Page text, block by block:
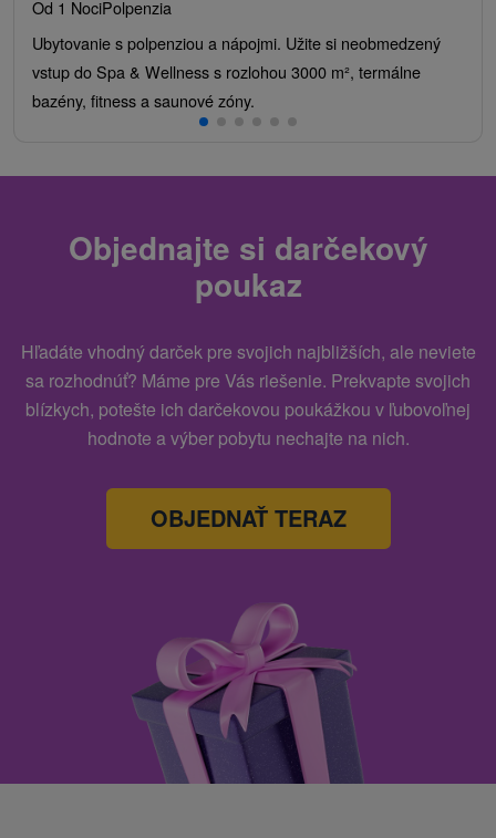
Od 1 NociPolpenzia
Ubytovanie s polpenziou a nápojmi. Užite si neobmedzený
vstup do Spa & Wellness s rozlohou 3000 m², termálne
bazény, fitness a saunové zóny.
Objednajte si darčekový
poukaz
Hľadáte vhodný darček pre svojich najbližších, ale neviete
sa rozhodnúť? Máme pre Vás riešenie. Prekvapte svojich
blízkych, potešte ich darčekovou poukážkou v ľubovoľnej
hodnote a výber pobytu nechajte na nich.
OBJEDNAŤ TERAZ